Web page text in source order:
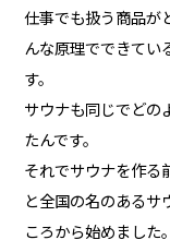
仕事でも扱う商品が
んな原理でできてい
す。
サウナも同じでどの
たんです。
それでサウナを作る
と全国の名のあるサ
ころから始めました